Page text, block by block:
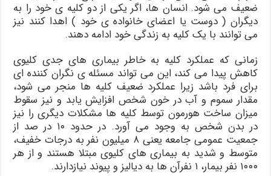
ضعیف می شود. انسان ها، اگر یکی از دو کلیه ی خود را به
دیگران ( دوست یا اعضای خانواده ی خود ) اهدا کنند نیز
می توانند با یک کلیه به زندگی خود ادامه دهند.
زمانی که عملکرد کلیه به خاطر بیماری های جدی کلیوی
کاهش پیدا می کند، این می تواند مسئله ی نگران کننده ای
برای فرد باشد زیرا عملکرد ضعیف کلیه ها منجر می شود،
مقدار سموم و آب در خون شخص افزایش یابد و نیز سقوط
میزان ساخت هورمون توسط کلیه ها مشکلات دیگری را نیز
در بدن شخص به وجود می آورد. در حدود ۱۰ در صد از
جمعیت عمومی جامعه یعنی ۸ میلیون نفر به درجات خفیف،
متوسط و شدید به بیماری های کلیوی مبتلا هستند و از هر
۱۰۰۰ نفر بیمار، ۱ نفرآن ها به دیالیز و پیوند نیازدارند.